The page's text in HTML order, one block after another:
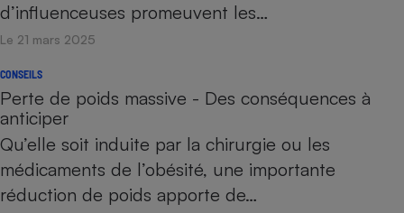
d’influenceuses promeuvent les…
Le 21 mars 2025
CONSEILS
Perte de poids massive - Des conséquences à
anticiper
Qu’elle soit induite par la chirurgie ou les
médicaments de l’obésité, une importante
réduction de poids apporte de…